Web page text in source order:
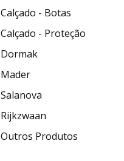
Calçado - Botas
Calçado - Proteção
Dormak
Mader
Salanova
Rijkzwaan
Outros Produtos